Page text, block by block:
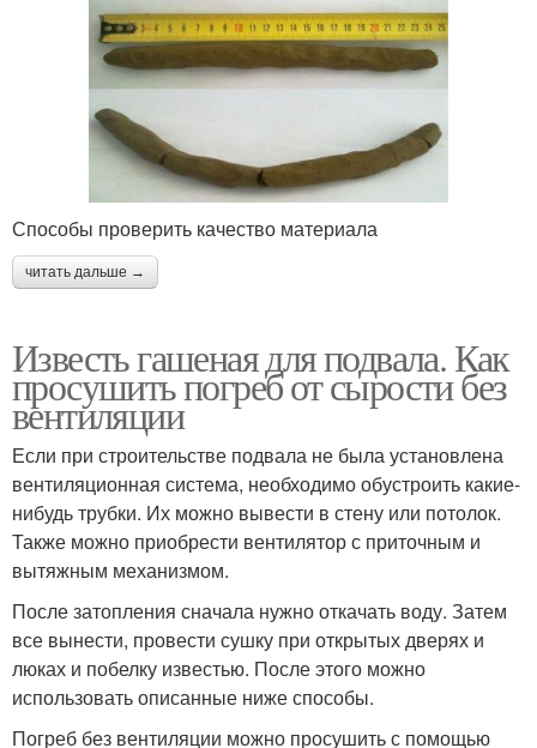
Способы проверить качество материала
читать дальше →
Известь гашеная для подвала. Как
просушить погреб от сырости без
вентиляции
Если при строительстве подвала не была установлена
вентиляционная система, необходимо обустроить какие-
нибудь трубки. Их можно вывести в стену или потолок.
Также можно приобрести вентилятор с приточным и
вытяжным механизмом.
После затопления сначала нужно откачать воду. Затем
все вынести, провести сушку при открытых дверях и
люках и побелку известью. После этого можно
использовать описанные ниже способы.
Погреб без вентиляции можно просушить с помощью